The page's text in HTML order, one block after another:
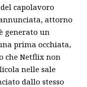
capolavoro
attorno
generato un
prima occhiata,
che Netflix non
nelle sale
dallo stesso